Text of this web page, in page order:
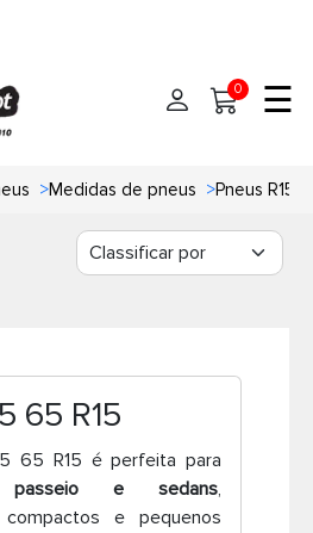
0 ☰
>Medidas de pneus >Pneus R15
65 R15
65 R15 é perfeita para
e sedans,
compactos e pequenos